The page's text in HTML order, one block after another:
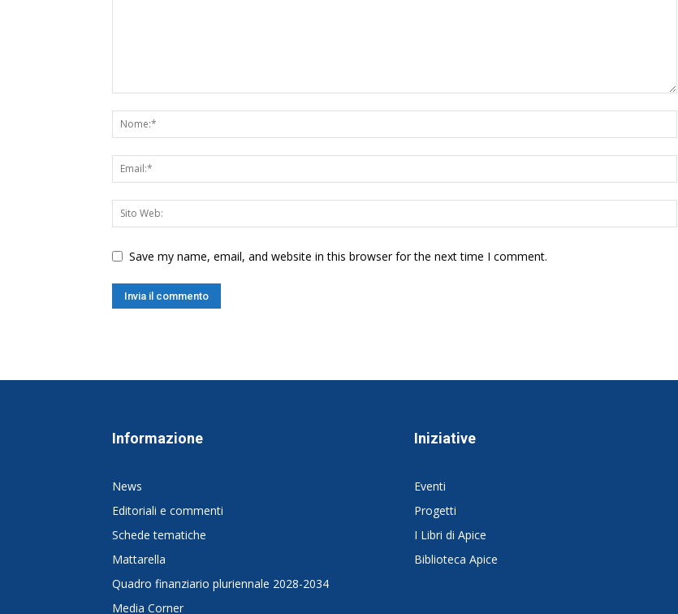
Save my name, email, and website in this browser for the next time I comment.
Informazione
News
Editoriali e commenti
Schede tematiche
Mattarella
Quadro finanziario pluriennale 2028-2034
Media Corner
Iniziative
Eventi
Progetti
I Libri di Apice
Biblioteca Apice